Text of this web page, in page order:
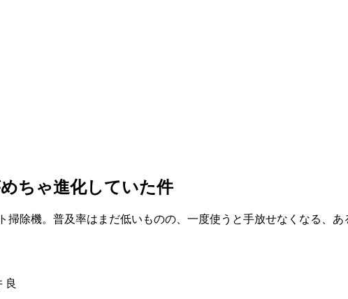
ちゃ進化していた件
掃除機。普及率はまだ低いものの、一度使うと手放せなくなる、
良